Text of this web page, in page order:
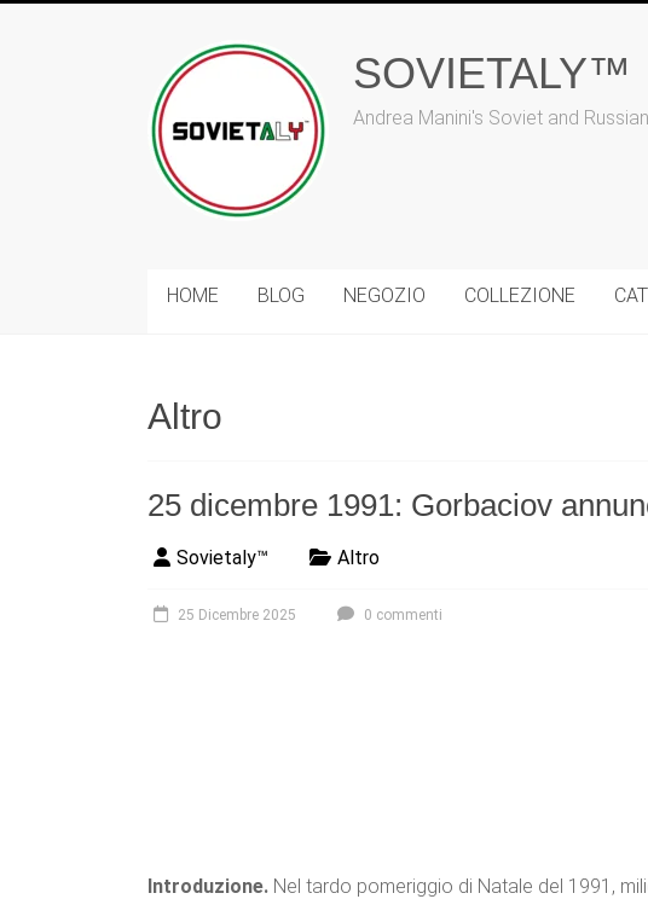
SOVIETALY™
Andrea Manini's Soviet and
HOME BLOG NEGOZIO COLLEZIONE
Altro
25 dicembre 1991: Gorbaciov
Sovietaly™ Altro
25 Dicembre 2025 0 commenti
Introduzione. Nel tardo pomeriggio di Natale del 1991,